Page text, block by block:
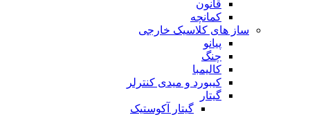
قانون
کمانچه
ساز های کلاسیک خارجی
پیانو
چنگ
کالیمبا
کیبورد و میدی کنترلر
گیتار
گیتار آکوستیک